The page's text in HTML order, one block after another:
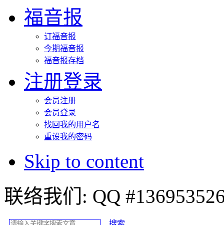
福音报
订福音报
今期福音报
福音报存档
注册登录
会员注册
会员登录
找回我的用户名
重设我的密码
Skip to content
联络我们:
搜索